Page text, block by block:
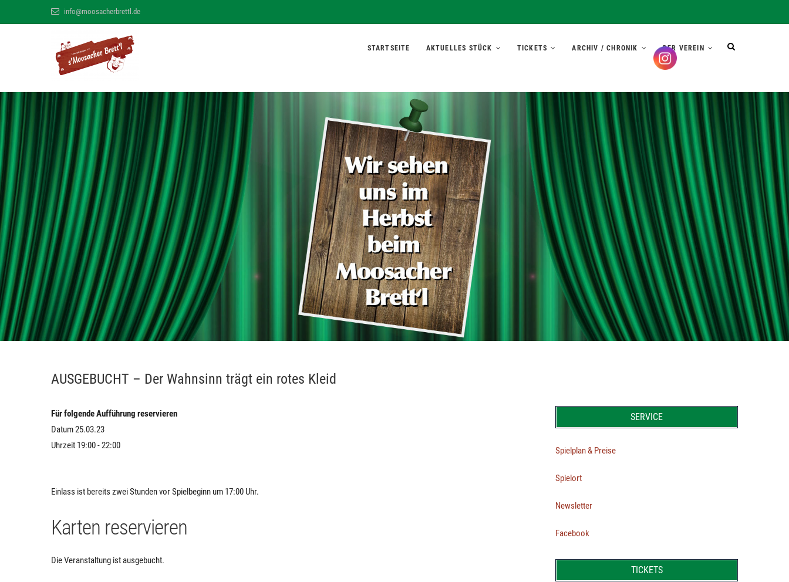
info@moosacherbrettl.de
MÜNCHNER MUNDART THEATER
STARTSEITE AKTUELLES STÜCK TICKETS ARCHIV / CHRONIK DER VEREIN
AUSGEBUCHT – Der Wahnsinn trägt ein rotes Kleid
Für folgende Aufführung reservieren
Datum 25.03.23
Uhrzeit 19:00 - 22:00
Einlass ist bereits zwei Stunden vor Spielbeginn um 17:00 Uhr.
Karten reservieren
Die Veranstaltung ist ausgebucht.
SERVICE
Spielplan & Preise
Spielort
Newsletter
Facebook
TICKETS